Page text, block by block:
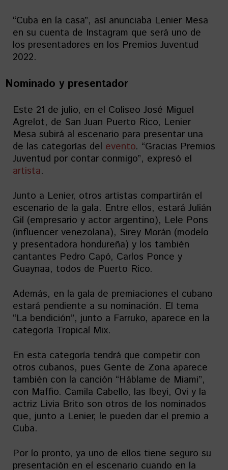
“Cuba en la casa”, así anunciaba Lenier Mesa
en su cuenta de Instagram que será uno de
los presentadores en los Premios Juventud
2022.
Nominado y presentador
Este 21 de julio, en el Coliseo José Miguel
Agrelot, de San Juan Puerto Rico, Lenier
Mesa subirá al escenario para presentar una
de las categorías del evento. “Gracias Premios
Juventud por contar conmigo”, expresó el
artista.
Junto a Lenier, otros artistas compartirán el
escenario de la gala. Entre ellos, estará Julián
Gil (empresario y actor argentino), Lele Pons
(influencer venezolana), Sirey Morán (modelo
y presentadora hondureña) y los también
cantantes Pedro Capó, Carlos Ponce y
Guaynaa, todos de Puerto Rico.
Además, en la gala de premiaciones el cubano
estará pendiente a su nominación. El tema
“La bendición”, junto a Farruko, aparece en la
categoría Tropical Mix.
En esta categoría tendrá que competir con
otros cubanos, pues Gente de Zona aparece
también con la canción “Háblame de Miami”,
con Maffio. Camila Cabello, las Ibeyi, Ovi y la
actriz Livia Brito son otros de los nominados
que, junto a Lenier, le pueden dar el premio a
Cuba.
Por lo pronto, ya uno de ellos tiene seguro su
presentación en el escenario cuando en la